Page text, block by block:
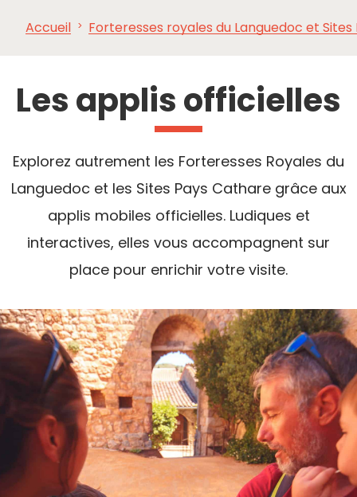
Accueil Forteresses royales du Languedoc et
Les applis officielles
Explorez autrement les Forteresses Royales du
Languedoc et les Sites Pays Cathare grâce aux
applis mobiles officielles. Ludiques et
interactives, elles vous accompagnent sur
place pour enrichir votre visite.